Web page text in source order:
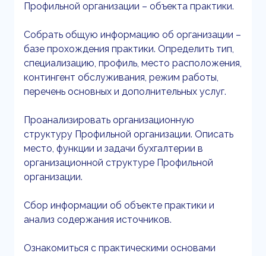
Профильной организации – объекта практики.
Собрать общую информацию об организации –
базе прохождения практики. Определить тип,
специализацию, профиль, место расположения,
контингент обслуживания, режим работы,
перечень основных и дополнительных услуг.
Проанализировать организационную
структуру Профильной организации. Описать
место, функции и задачи бухгалтерии в
организационной структуре Профильной
организации.
Сбор информации об объекте практики и
анализ содержания источников.
Ознакомиться с практическими основами